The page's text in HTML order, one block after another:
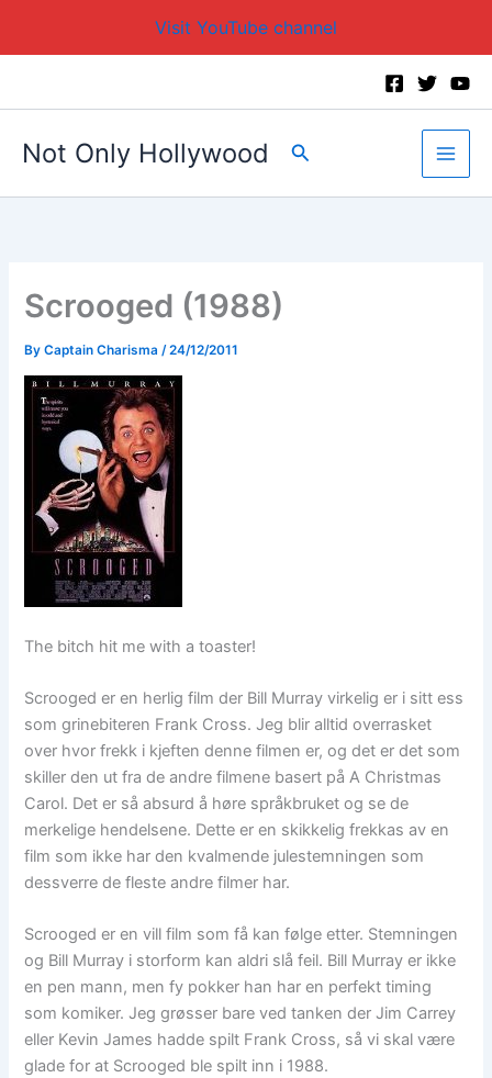
Visit YouTube channel
Not Only Hollywood Search
Scrooged (1988)
ByCaptain Charisma /24/12/2011
The bitch hit me with a toaster!
Scrooged er en herlig film der Bill Murray virkelig er i sitt ess
som grinebiteren Frank Cross. Jeg blir alltid overrasket
over hvor frekk i kjeften denne filmen er, og det er det som
skiller den ut fra de andre filmene basert på A Christmas
Carol. Det er så absurd å høre språkbruket og se de
merkelige hendelsene. Dette er en skikkelig frekkas av en
film som ikke har den kvalmende julestemningen som
dessverre de fleste andre filmer har.
Scrooged er en vill film som få kan følge etter. Stemningen
og Bill Murray i storform kan aldri slå feil. Bill Murray er ikke
en pen mann, men fy pokker han har en perfekt timing
som komiker. Jeg grøsser bare ved tanken der Jim Carrey
eller Kevin James hadde spilt Frank Cross, så vi skal være
glade for at Scrooged ble spilt inn i 1988.